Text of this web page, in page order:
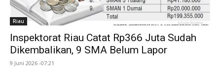
Riau
Inspektorat Riau Catat Rp366 Juta Sudah
Dikembalikan, 9 SMA Belum Lapor
9 Juni 2026 -07:21